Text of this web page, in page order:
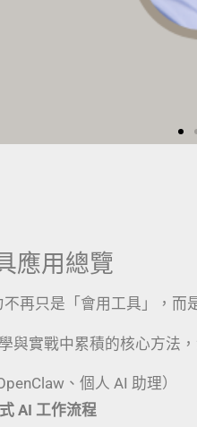
應用總覽
不再只是「會用工具」，
與實戰中累積的核心方法，
、個人 AI 助理）
AI 工作流程